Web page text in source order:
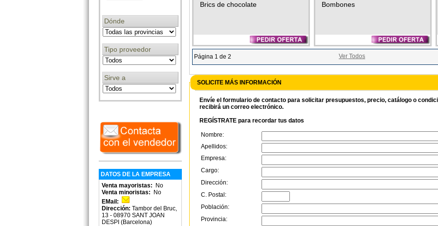
Dónde
Tipo proveedor
Sirve a
DATOS DE LA EMPRESA
Venta mayoristas: No
Venta minoristas: No
EMail:
Dirección: Tambor del Bruc,
13 - 08970 SANT JOAN
DESPI (Barcelona)
Brics de chocolate
Bombones
Página 1 de 2 Ver Todos
SOLICITE MÁS INFORMACIÓN
Envíe el formulario de contacto para solicitar presupuestos, precio, catálogo o
recibirá un correo electrónico.
REGÍSTRATE para recordar tus datos
Nombre:
Apellidos:
Empresa:
Cargo:
Dirección:
C. Postal:
Población:
Provincia: